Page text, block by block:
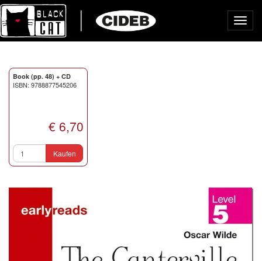
Book (pp. 48) + CD
ISBN: 9788877545206
€ 6,70
Kaufen